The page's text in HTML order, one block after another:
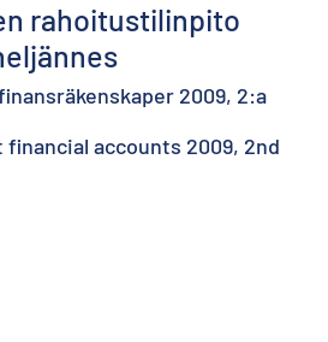
rahoitustilinpito
2009, 2:a
accounts 2009, 2nd